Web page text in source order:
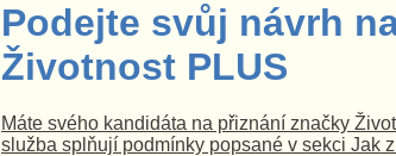
Podejte svůj návrh
Životnost PLUS
Máte svého kandidáta na přiznání značky
služba splňují podmínky popsané v sekci Jak